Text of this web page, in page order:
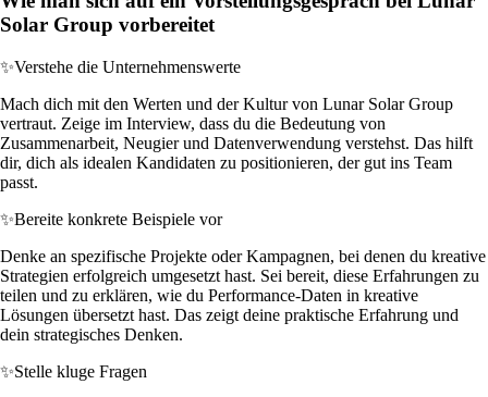
Solar Group vorbereitet
✨Verstehe die Unternehmenswerte
Mach dich mit den Werten und der Kultur von Lunar Solar Group
vertraut. Zeige im Interview, dass du die Bedeutung von
Zusammenarbeit, Neugier und Datenverwendung verstehst. Das hilft
dir, dich als idealen Kandidaten zu positionieren, der gut ins Team
passt.
✨Bereite konkrete Beispiele vor
Denke an spezifische Projekte oder Kampagnen, bei denen du kreative
Strategien erfolgreich umgesetzt hast. Sei bereit, diese Erfahrungen zu
teilen und zu erklären, wie du Performance-Daten in kreative
Lösungen übersetzt hast. Das zeigt deine praktische Erfahrung und
dein strategisches Denken.
✨Stelle kluge Fragen